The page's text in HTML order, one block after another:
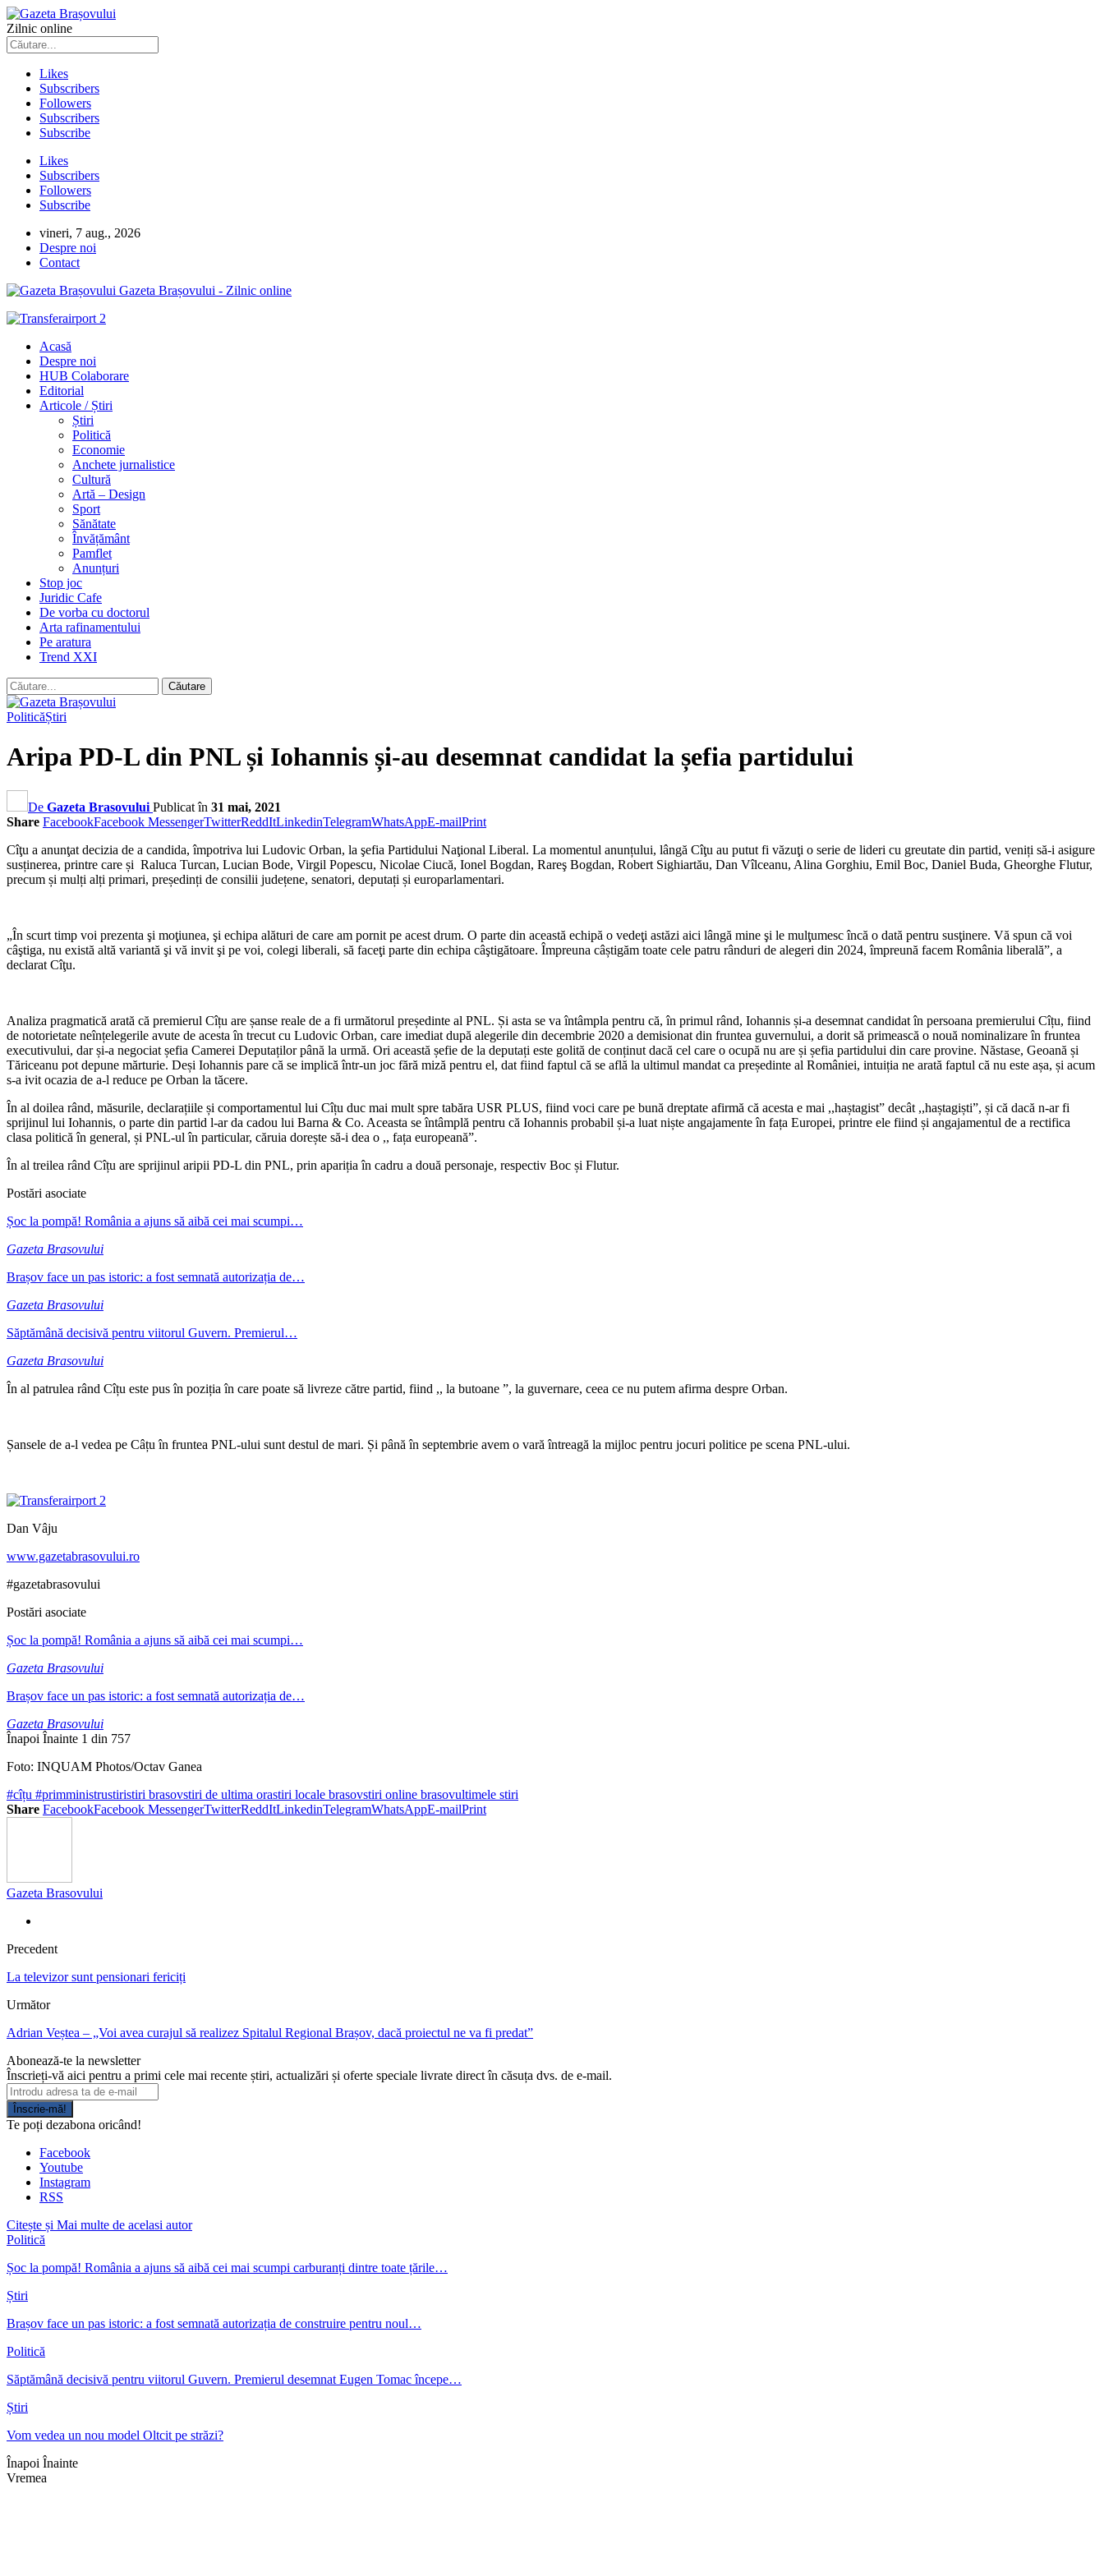
Zilnic online
Likes
Subscribers
Followers
Subscribers
Subscribe
Likes
Subscribers
Followers
Subscribe
vineri, 7 aug., 2026
Despre noi
Contact
Gazeta Brașovului - Zilnic online
Acasă
Despre noi
HUB Colaborare
Editorial
Articole / Știri
Știri
Politică
Economie
Anchete jurnalistice
Cultură
Artă – Design
Sport
Sănătate
Învățământ
Pamflet
Anunțuri
Stop joc
Juridic Cafe
De vorba cu doctorul
Arta rafinamentului
Pe aratura
Trend XXI
PoliticăȘtiri
Aripa PD-L din PNL și Iohannis și-au desemnat candidat la șefia partidului
De Gazeta Brasovului Publicat în 31 mai, 2021
Share FacebookFacebook MessengerTwitterReddItLinkedinTelegramWhatsAppE-mailPrint
Cîţu a anunţat decizia de a candida, împotriva lui Ludovic Orban, la şefia Partidului Naţional Liberal. La momentul anunțului, lângă Cîţu au putut fi văzuţi o serie de lideri cu greutate din partid, veniți să-i asigure
susținerea, printre care și Raluca Turcan, Lucian Bode, Virgil Popescu, Nicolae Ciucă, Ionel Bogdan, Rareş Bogdan, Robert Sighiartău, Dan Vîlceanu, Alina Gorghiu, Emil Boc, Daniel Buda, Gheorghe Flutur,
precum și mulți alți primari, președinți de consilii județene, senatori, deputați și europarlamentari.
„În scurt timp voi prezenta şi moţiunea, şi echipa alături de care am pornit pe acest drum. O parte din această echipă o vedeţi astăzi aici lângă mine şi le mulţumesc încă o dată pentru susţinere. Vă spun că voi
câştiga, nu există altă variantă şi vă invit şi pe voi, colegi liberali, să faceţi parte din echipa câştigătoare. Împreuna câștigăm toate cele patru rânduri de alegeri din 2024, împreună facem România liberală”, a
declarat Cîţu.
Analiza pragmatică arată că premierul Cîțu are șanse reale de a fi următorul președinte al PNL. Și asta se va întâmpla pentru că, în primul rând, Iohannis și-a desemnat candidat în persoana premierului Cîțu, fiind
de notorietate neînțelegerile avute de acesta în trecut cu Ludovic Orban, care imediat după alegerile din decembrie 2020 a demisionat din fruntea guvernului, a dorit să primească o nouă nominalizare în fruntea
executivului, dar și-a negociat șefia Camerei Deputaților până la urmă. Ori această șefie de la deputați este golită de conținut dacă cel care o ocupă nu are și șefia partidului din care provine. Năstase, Geoană și
Tăriceanu pot depune mărturie. Deși Iohannis pare că se implică într-un joc fără miză pentru el, dat fiind faptul că se află la ultimul mandat ca președinte al României, intuiția ne arată faptul că nu este așa, și acum
s-a ivit ocazia de a-l reduce pe Orban la tăcere.
În al doilea rând, măsurile, declarațiile și comportamentul lui Cîțu duc mai mult spre tabăra USR PLUS, fiind voci care pe bună dreptate afirmă că acesta e mai ,,haștagist” decât ,,haștagiști”, și că dacă n-ar fi
sprijinul lui Iohannis, o parte din partid l-ar da cadou lui Barna & Co. Aceasta se întâmplă pentru că Iohannis probabil și-a luat niște angajamente în fața Europei, printre ele fiind și angajamentul de a rectifica
clasa politică în general, și PNL-ul în particular, căruia dorește să-i dea o ,, fața europeană”.
În al treilea rând Cîțu are sprijinul aripii PD-L din PNL, prin apariția în cadru a două personaje, respectiv Boc și Flutur.
Postări asociate
Șoc la pompă! România a ajuns să aibă cei mai scumpi…
Gazeta Brasovului
Brașov face un pas istoric: a fost semnată autorizația de…
Gazeta Brasovului
Săptămână decisivă pentru viitorul Guvern. Premierul…
Gazeta Brasovului
În al patrulea rând Cîțu este pus în poziția în care poate să livreze către partid, fiind ,, la butoane ”, la guvernare, ceea ce nu putem afirma despre Orban.
Șansele de a-l vedea pe Câțu în fruntea PNL-ului sunt destul de mari. Și până în septembrie avem o vară întreagă la mijloc pentru jocuri politice pe scena PNL-ului.
Dan Vâju
www.gazetabrasovului.ro
#gazetabrasovului
Postări asociate
Șoc la pompă! România a ajuns să aibă cei mai scumpi…
Gazeta Brasovului
Brașov face un pas istoric: a fost semnată autorizația de…
Gazeta Brasovului
Înapoi Înainte 1 din 757
Foto: INQUAM Photos/Octav Ganea
#cîțu #primministrustiristiri brasovstiri de ultima orastiri locale brasovstiri online brasovultimele stiri
Share FacebookFacebook MessengerTwitterReddItLinkedinTelegramWhatsAppE-mailPrint
Gazeta Brasovului
Precedent
La televizor sunt pensionari fericiți
Următor
Adrian Veștea – „Voi avea curajul să realizez Spitalul Regional Brașov, dacă proiectul ne va fi predat”
Abonează-te la newsletter
Înscrieți-vă aici pentru a primi cele mai recente știri, actualizări și oferte speciale livrate direct în căsuța dvs. de e-mail.
Înscrie-mă!
Te poți dezabona oricând!
Facebook
Youtube
Instagram
RSS
Citește și Mai multe de acelasi autor
Politică
Șoc la pompă! România a ajuns să aibă cei mai scumpi carburanți dintre toate țările…
Știri
Brașov face un pas istoric: a fost semnată autorizația de construire pentru noul…
Politică
Săptămână decisivă pentru viitorul Guvern. Premierul desemnat Eugen Tomac începe…
Știri
Vom vedea un nou model Oltcit pe străzi?
Înapoi Înainte
Vremea